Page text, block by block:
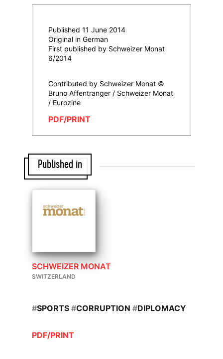
Published 11 June 2014
Original in German
First published by Schweizer Monat
6/2014
Contributed by Schweizer Monat ©
Bruno Affentranger / Schweizer Monat
/ Eurozine
PDF/PRINT
Published in
SCHWEIZER MONAT
SWITZERLAND
#SPORTS #CORRUPTION #DIPLOMACY
PDF/PRINT